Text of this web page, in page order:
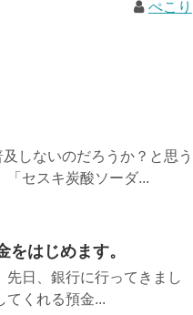
ぺこり
しないのだろうか？と思う
「セスキ炭酸ソーダ...
はじめます。
先日、銀行に行ってきまし
てくれる預金...